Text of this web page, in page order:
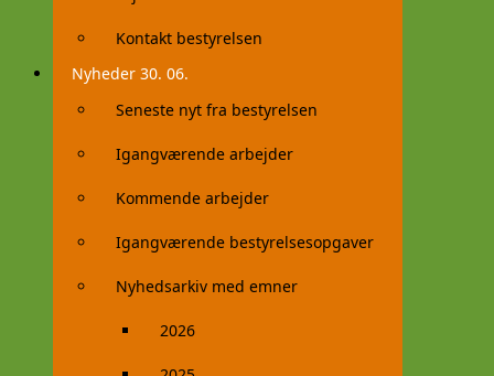
Kontakt bestyrelsen
Nyheder 30. 06.
Seneste nyt fra bestyrelsen
Igangværende arbejder
Kommende arbejder
Igangværende bestyrelsesopgaver
Nyhedsarkiv med emner
2026